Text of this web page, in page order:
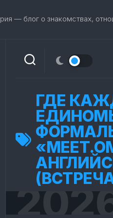
— блог о знакомствах,
ГДЕ